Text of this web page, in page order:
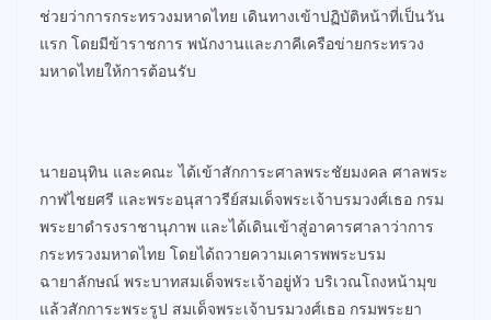
ช่วยว่าการกระทรวงมหาดไทย เดินทางเข้าปฏิบัติหน้าที่เป็นวัน
แรก โดยมีข้าราชการ พนักงานและภาคีเครือข่ายกระทรวง
มหาดไทยให้การต้อนรับ
นายอนุทิน และคณะ ได้เข้าสักการะศาลพระชัยมงคล ศาลพระ
กาฬไชยศรี และพระอนุสาวรีย์สมเด็จพระเจ้าบรมวงศ์เธอ กรม
พระยาดำรงราชานุภาพ และได้เดินเข้าสู่อาคารศาลาว่าการ
กระทรวงมหาดไทย โดยได้ถวายความเคารพพระบรม
ฉายาลักษณ์ พระบาทสมเด็จพระเจ้าอยู่หัว บริเวณโถงหน้ามุข
แล้วสักการะพระรูป สมเด็จพระเจ้าบรมวงศ์เธอ กรมพระยา